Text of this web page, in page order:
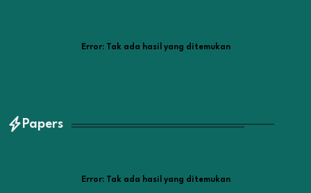
Error:Tak ada hasil yang ditemukan
Papers
Error:Tak ada hasil yang ditemukan